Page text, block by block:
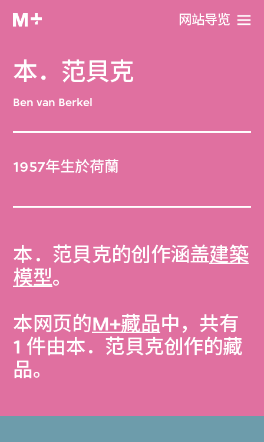
网站导览
本．范貝克
Ben van Berkel
1957年生於荷蘭
本．范貝克的创作涵盖建築
模型。
本网页的M+藏品中，共有
1 件由本．范貝克创作的藏
品。